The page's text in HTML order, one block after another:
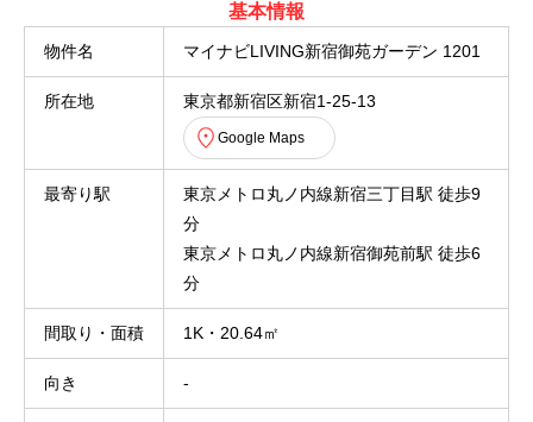
基本情報
物件名 マイナビLIVING新宿御苑ガーデン 1201
所在地 東京都新宿区新宿1-25-13
Google Maps
最寄り駅
東京メトロ丸ノ内線新宿三丁目駅 徒歩9
分
東京メトロ丸ノ内線新宿御苑前駅 徒歩6
分
間取り・面積 1K・20.64㎡
向き -